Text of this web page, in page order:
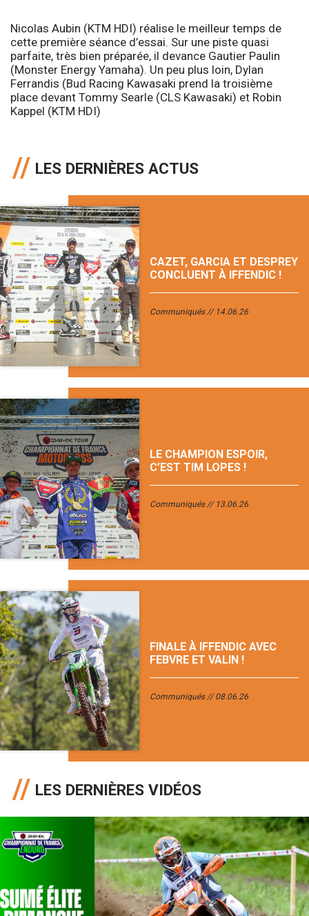
Nicolas Aubin (KTM HDI) réalise le meilleur temps de
cette première séance d’essai. Sur une piste quasi
parfaite, très bien préparée, il devance Gautier Paulin
(Monster Energy Yamaha). Un peu plus loin, Dylan
Ferrandis (Bud Racing Kawasaki prend la troisième
place devant Tommy Searle (CLS Kawasaki) et Robin
Kappel (KTM HDI)
LES DERNIÈRES ACTUS
CAZET, GARCIA ET DESPREY
CONCLUENT À IFFENDIC !
Communiqués 14.06.26
LE CHAMPION ESPOIR,
C’EST TIM LOPES !
Communiqués 13.06.26
FINALE À IFFENDIC AVEC
FEBVRE ET VALIN !
Communiqués 08.06.26
LES DERNIÈRES VIDÉOS